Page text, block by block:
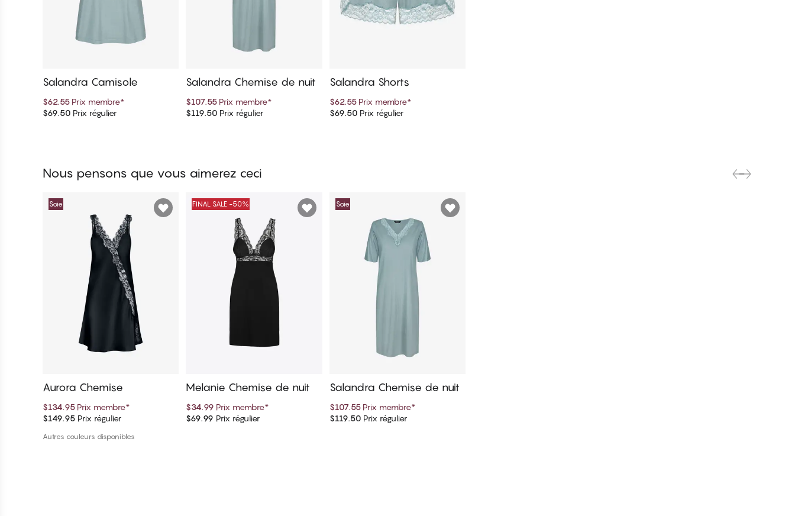
Ajouter au panier
Salandra Camisole
$62.55 Prix membre*
$69.50 Prix régulier Ajouter au panier
Salandra Chemise de nuit
$107.55 Prix membre*
$119.50 Prix régulier Ajouter au panier
Salandra Shorts
$62.55 Prix membre*
$69.50Prix régulier
Nous pensons que vous aimerez ceci
Ajouter au panier
Soie
Aurora Chemise
$134.95 Prix membre*
$149.95 Prix régulier
Autres couleurs disponibles
Ajouter au panier
FINAL SALE -50%
Melanie Chemise de nuit
$34.99 Prix membre*
$69.99 Prix régulier Ajouter au panier
Soie
Salandra Chemise de nuit
$107.55 Prix membre*
$119.50Prix régulier